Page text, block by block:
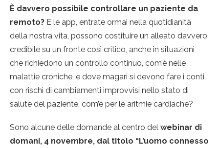
È davvero possibile controllare un paziente da
remoto? E le app, entrate ormai nella quotidianità
della nostra vita, possono costituire un alleato davvero
credibile su un fronte così critico, anche in situazioni
che richiedono un controllo continuo, com’è nelle
malattie croniche, e dove magari si devono fare i conti
con rischi di cambiamenti improvvisi nello stato di
salute del paziente, com’è per le aritmie cardiache?
Sono alcune delle domande al centro del webinar di
domani, 4 novembre, dal titolo “L’uomo connesso